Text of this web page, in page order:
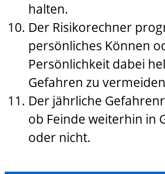
halten.
Der Risikorechner
persönliches Können
Persönlichkeit dabei
Gefahren zu
Der jährliche
ob Feinde weiterhin in
oder nicht.